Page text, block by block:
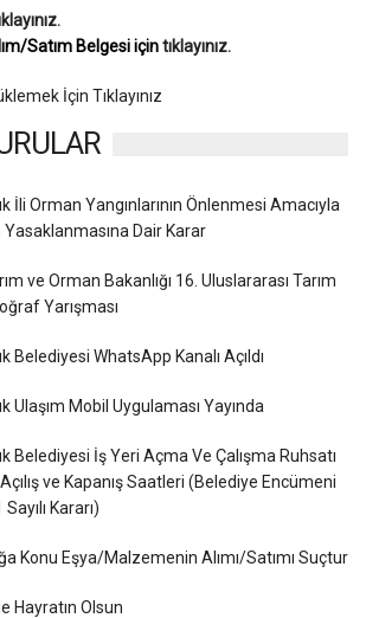
Satım Belgesi içintıklayınız.
İçin Tıklayınız
İli Orman Yangınlarının Önlenmesi Amacıyla
Dair Karar
ve Orman Bakanlığı 16. Uluslararası Tarım
Yarışması
Belediyesi WhatsApp Kanalı Açıldı
Ulaşım Mobil Uygulaması Yayında
Belediyesi İş Yeri Açma Ve Çalışma Ruhsatı
ve Kapanış Saatleri (Belediye Encümeni
Kararı)
Konu Eşya/Malzemenin Alımı/Satımı Suçtur
Hayratın Olsun